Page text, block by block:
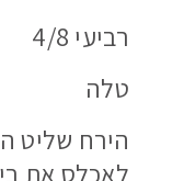
רביעי 4/8
טלה
הירח שליט
לאכלס את